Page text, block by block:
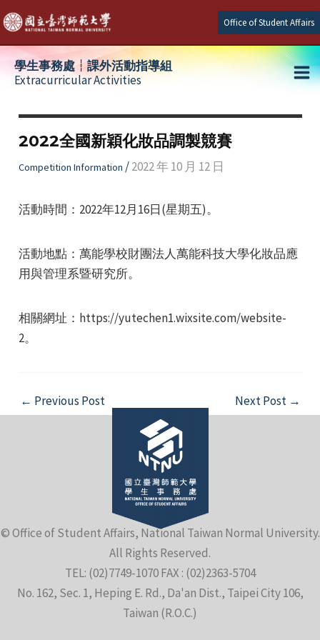
Skip
to
content
Office of Student Affairs
學生事務處┆課外活動指導組
Extracurricular Activities
2022全國新穎化妝品調製競賽
Competition Information /2022 年 10 月 12 日
活動時間：2022年12月16日(星期五)。
活動地點：萬能學校財團法人萬能科技大學化妝品應
用與管理系暨研究所。
相關網址：https://yutechen1.wixsite.com/website-
2。
Post
navigation
← Previous Post Next Post →
© Office of Student Affairs, National Taiwan Normal University.
All Rights Reserved.
TEL: (02)7749-1070 FAX : (02)2363-5704
No. 162, Sec. 1, Heping E. Rd., Da'an Dist., Taipei City 106,
Taiwan (R.O.C.)